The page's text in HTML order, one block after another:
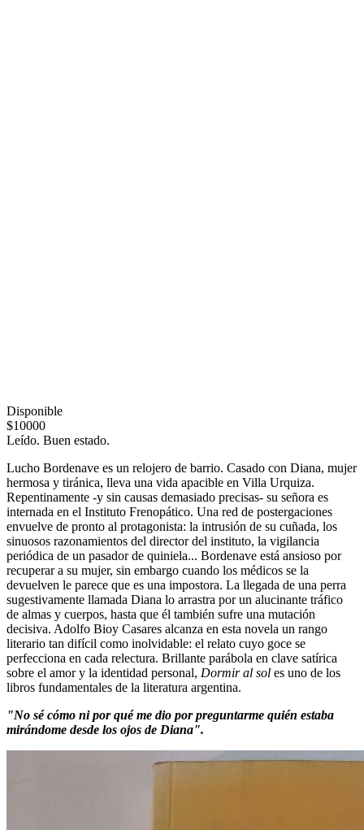
Disponible
$10000
Leído. Buen estado.
Lucho Bordenave es un relojero de barrio. Casado con Diana, mujer
hermosa y tiránica, lleva una vida apacible en Villa Urquiza.
Repentinamente -y sin causas demasiado precisas- su señora es
internada en el Instituto Frenopático. Una red de postergaciones
envuelve de pronto al protagonista: la intrusión de su cuñada, los
sinuosos razonamientos del director del instituto, la vigilancia
periódica de un pasador de quiniela... Bordenave está ansioso por
recuperar a su mujer, sin embargo cuando los médicos se la
devuelven le parece que es una impostora. La llegada de una perra
sugestivamente llamada Diana lo arrastra por un alucinante tráfico
de almas y cuerpos, hasta que él también sufre una mutación
decisiva. Adolfo Bioy Casares alcanza en esta novela un rango
literario tan difícil como inolvidable: el relato cuyo goce se
perfecciona en cada relectura. Brillante parábola en clave satírica
sobre el amor y la identidad personal, Dormir al sol es uno de los
libros fundamentales de la literatura argentina.
"No sé cómo ni por qué me dio por preguntarme quién estaba
mirándome desde los ojos de Diana".